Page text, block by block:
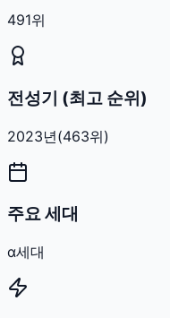
491위
전성기 (최고 순위)
2023년(463위)
주요 세대
α세대